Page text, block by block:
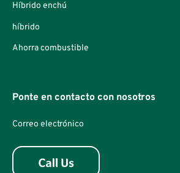
Híbrido enchú
híbrido
Ahorra combustible
Ponte en contacto con nosotros
Correo electrónico